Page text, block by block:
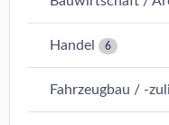
Handel 6
Fahrzeugbau / -